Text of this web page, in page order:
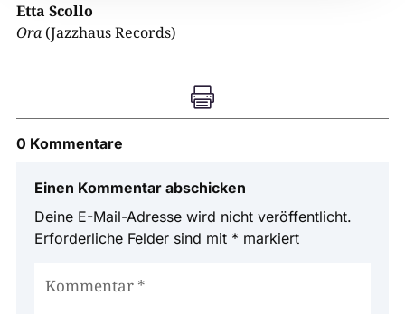
Etta Scollo
Ora(Jazzhaus Records)

0 Kommentare
Einen Kommentar abschicken
Deine E-Mail-Adresse wird nicht veröffentlicht.
Erforderliche Felder sind mit * markiert